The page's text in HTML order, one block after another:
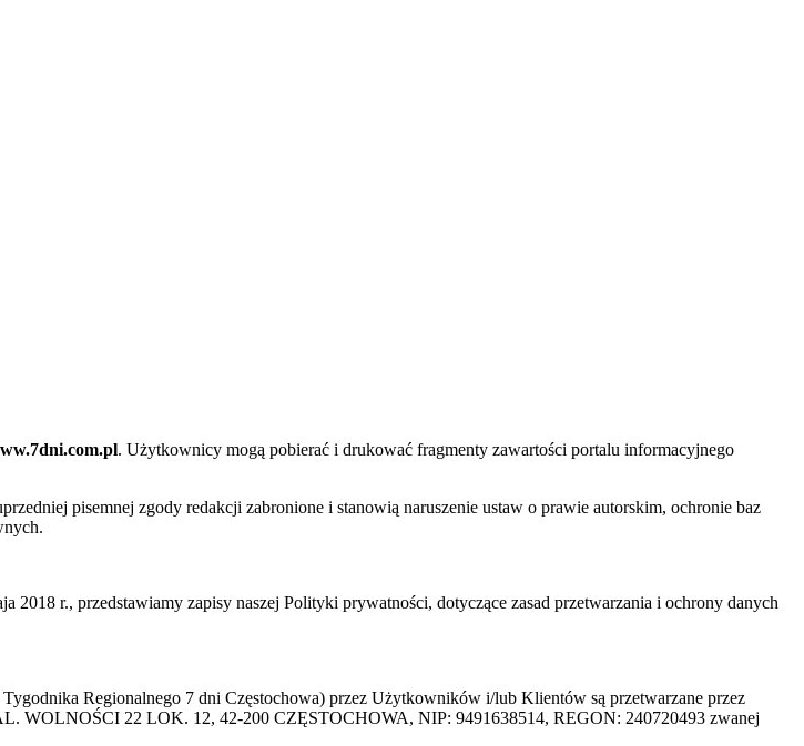
. Użytkownicy mogą pobierać i drukować fragmenty zawartości portalu informacyjnego
pisemnej zgody redakcji zabronione i stanowią naruszenie ustaw o prawie autorskim, ochronie baz
r., przedstawiamy zapisy naszej Polityki prywatności, dotyczące zasad przetwarzania i ochrony danych
Regionalnego 7 dni Częstochowa) przez Użytkowników i/lub Klientów są przetwarzane przez
WOLNOŚCI 22 LOK. 12, 42-200 CZĘSTOCHOWA, NIP: 9491638514, REGON: 240720493 zwanej